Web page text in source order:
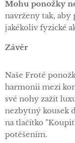
Mohu ponožky
navrženy tak,
jakékoliv fyzické
Závěr
Naše Froté
harmonii mezi
své nohy zažít
nezbytný kousek
na tlačítko
potěšením.